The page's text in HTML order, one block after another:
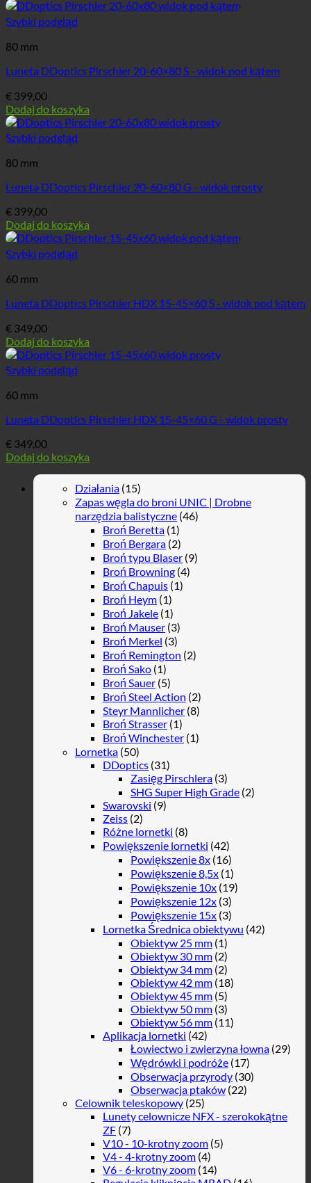
Szybki podgląd
80 mm
Luneta DDoptics Pirschler 20-60×80 S - widok pod kątem
€ 399,00
Dodaj do koszyka
Szybki podgląd
80 mm
Luneta DDoptics Pirschler 20-60×80 G - widok prosty
€ 399,00
Dodaj do koszyka
Szybki podgląd
60 mm
Luneta DDoptics Pirschler HDX 15-45×60 S - widok pod kątem
€ 349,00
Dodaj do koszyka
Szybki podgląd
60 mm
Luneta DDoptics Pirschler HDX 15-45×60 G - widok prosty
€ 349,00
Dodaj do koszyka
Działania (15)
Zapas węgla do broni UNIC | Drobne
narzędzia balistyczne (46)
Broń Beretta (1)
Broń Bergara (2)
Broń typu Blaser (9)
Broń Browning (4)
Broń Chapuis (1)
Broń Heym (1)
Broń Jakele (1)
Broń Mauser (3)
Broń Merkel (3)
Broń Remington (2)
Broń Sako (1)
Broń Sauer (5)
Broń Steel Action (2)
Steyr Mannlicher (8)
Broń Strasser (1)
Broń Winchester (1)
Lornetka (50)
DDoptics (31)
Zasięg Pirschlera (3)
SHG Super High Grade (2)
Swarovski (9)
Zeiss (2)
Różne lornetki (8)
Powiększenie lornetki (42)
Powiększenie 8x (16)
Powiększenie 8,5x (1)
Powiększenie 10x (19)
Powiększenie 12x (3)
Powiększenie 15x (3)
Lornetka Średnica obiektywu (42)
Obiektyw 25 mm (1)
Obiektyw 30 mm (2)
Obiektyw 34 mm (2)
Obiektyw 42 mm (18)
Obiektyw 45 mm (5)
Obiektyw 50 mm (3)
Obiektyw 56 mm (11)
Aplikacja lornetki (42)
Łowiectwo i zwierzyna łowna (29)
Wędrówki i podróże (17)
Obserwacja przyrody (30)
Obserwacja ptaków (22)
Celownik teleskopowy (25)
Lunety celownicze NFX - szerokokątne
ZF (7)
V10 - 10-krotny zoom (5)
V4 - 4-krotny zoom (4)
V6 - 6-krotny zoom (14)